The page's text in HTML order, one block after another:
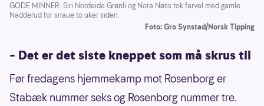
GODE MINNER: Siri Nordeide Grønli og Nora Nøss tok farvel med gamle
Nadderud for snaue to uker siden.
Foto: Gro Synstad/Norsk Tipping
– Det er det siste kneppet som må skrus til
Før fredagens hjemmekamp mot Rosenborg er
Stabæk nummer seks og Rosenborg nummer tre.